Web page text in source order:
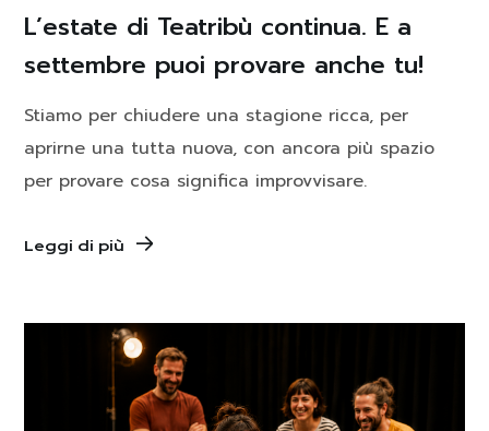
L’estate di Teatribù continua. E a
settembre puoi provare anche tu!
Stiamo per chiudere una stagione ricca, per
aprirne una tutta nuova, con ancora più spazio
per provare cosa significa improvvisare.
Leggi di più